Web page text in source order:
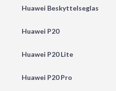
Huawei Beskyttelseglas
Huawei P20
Huawei P20 Lite
Huawei P20 Pro